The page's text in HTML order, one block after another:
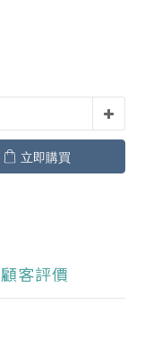
立即購買
顧客評價